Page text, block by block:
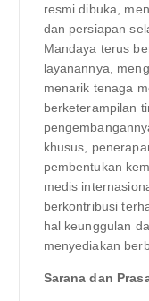
resmi dibuka,
dan persiapan
Mandaya terus
layanannya,
menarik tenaga
berketerampilan
khusus,
pembentukan
medis
berkontribusi
hal keunggulan
menyediakan
Sarana dan